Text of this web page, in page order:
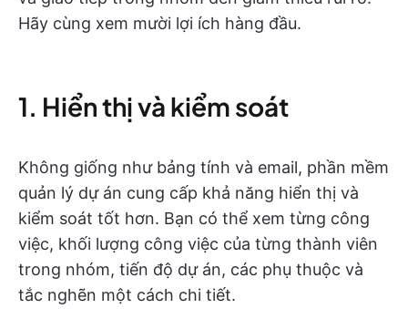
Hãy cùng xem mười lợi ích hàng đầu.
1. Hiển thị và kiểm soát
Không giống như bảng tính và email, phần mềm
quản lý dự án cung cấp khả năng hiển thị và
kiểm soát tốt hơn. Bạn có thể xem từng công
việc, khối lượng công việc của từng thành viên
trong nhóm, tiến độ dự án, các phụ thuộc và
tắc nghẽn một cách chi tiết.